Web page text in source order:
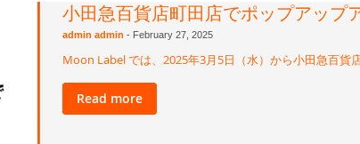
小田急百貨店町田店でポップアップ
admin admin- February 27, 2025
Moon Label では、2025年3月5日（水）から小田急百貨
Read more